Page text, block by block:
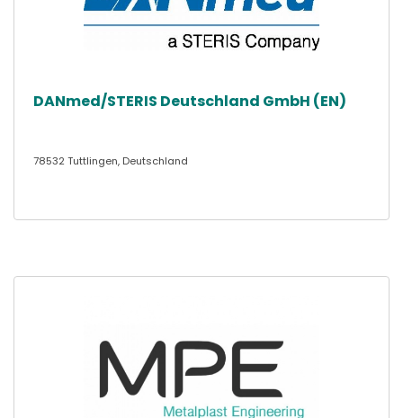
DANmed/STERIS Deutschland GmbH (EN)
78532 Tuttlingen, Deutschland